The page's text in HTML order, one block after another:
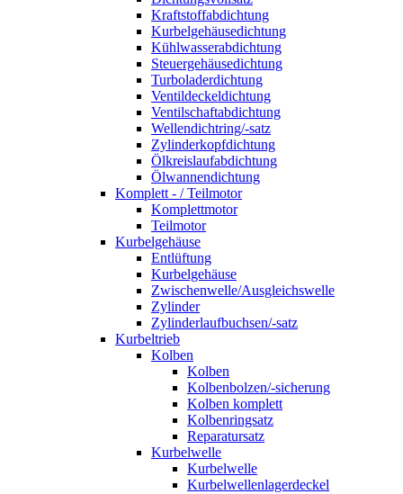
Kraftstoffabdichtung
Kurbelgehäusedichtung
Kühlwasserabdichtung
Steuergehäusedichtung
Turboladerdichtung
Ventildeckeldichtung
Ventilschaftabdichtung
Wellendichtring/-satz
Zylinderkopfdichtung
Ölkreislaufabdichtung
Ölwannendichtung
Komplett - / Teilmotor
Komplettmotor
Teilmotor
Kurbelgehäuse
Entlüftung
Kurbelgehäuse
Zwischenwelle/Ausgleichswelle
Zylinder
Zylinderlaufbuchsen/-satz
Kurbeltrieb
Kolben
Kolben
Kolbenbolzen/-sicherung
Kolben komplett
Kolbenringsatz
Reparatursatz
Kurbelwelle
Kurbelwelle
Kurbelwellenlagerdeckel